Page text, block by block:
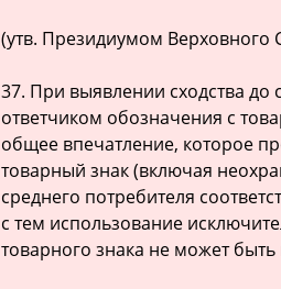
(утв. Президиумом Верховного
37. При выявлении сходства
ответчиком обозначения с
общее впечатление, которое
товарный знак (включая
среднего потребителя
с тем использование
товарного знака не может